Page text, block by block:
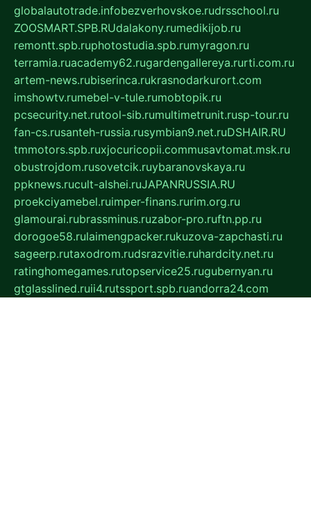
globalautotrade.infobezverhovskoe.rudrsschool.ru
ZOOSMART.SPB.RUdalakony.rumedikijob.ru
remontt.spb.ruphotostudia.spb.rumyragon.ru
terramia.ruacademy62.rugardengallereya.rurti.com.ru
artem-news.rubiserinca.rukrasnodarkurort.com
imshowtv.rumebel-v-tule.rumobtopik.ru
pcsecurity.net.rutool-sib.rumultimetrunit.rusp-tour.ru
fan-cs.rusanteh-russia.rusymbian9.net.ruDSHAIR.RU
tmmotors.spb.ruxjocuricopii.commusavtomat.msk.ru
obustrojdom.rusovetcik.ruybaranovskaya.ru
ppknews.rucult-alshei.ruJAPANRUSSIA.RU
proekciyamebel.ruimper-finans.rurim.org.ru
glamourai.rubrassminus.ruzabor-pro.ruftn.pp.ru
dorogoe58.rulaimengpacker.rukuzova-zapchasti.ru
sageerp.rutaxodrom.rudsrazvitie.ruhardcity.net.ru
ratinghomegames.rutopservice25.rugubernyan.ru
gtglasslined.ruii4.rutssport.spb.ruandorra24.com